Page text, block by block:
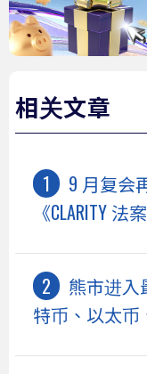
相关文章
9 月复会
《CLARITY 法
熊市进入
特币、以太币